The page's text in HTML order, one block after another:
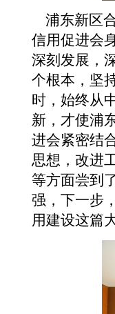
浦东新区
信用促进会
深刻发展，
个根本，坚
时，始终从
新，才使浦
进会紧密结
思想，改进
等方面尝到
强，下一步
用建设这篇